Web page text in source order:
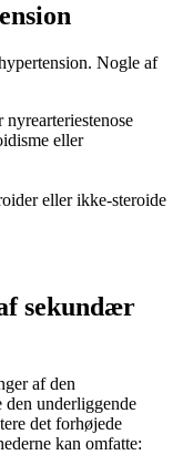
Nogle af
eller
eller ikke-steroide
sekundær
af den
den underliggende
det forhøjede
kan omfatte: